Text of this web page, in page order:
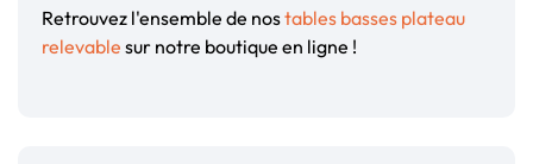
Retrouvez l'ensemble de nostables basses plateau
relevable sur notre boutique en ligne !